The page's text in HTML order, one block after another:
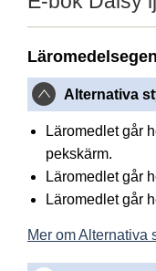
Alternativa
Läromedlet går
pekskärm.
Läromedlet går
Läromedlet går
Mer om Alternativa